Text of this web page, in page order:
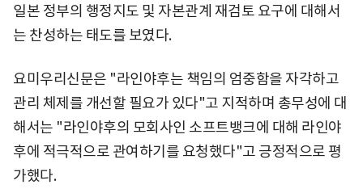
일본 정부의 행정지도 및 자본관계 재검토 요구에 대해서
는 찬성하는 태도를 보였다.
요미우리신문은 "라인야후는 책임의 엄중함을 자각하고
관리 체제를 개선할 필요가 있다"고 지적하며 총무성에 대
해서는 "라인야후의 모회사인 소프트뱅크에 대해 라인야
후에 적극적으로 관여하기를 요청했다"고 긍정적으로 평
가했다.